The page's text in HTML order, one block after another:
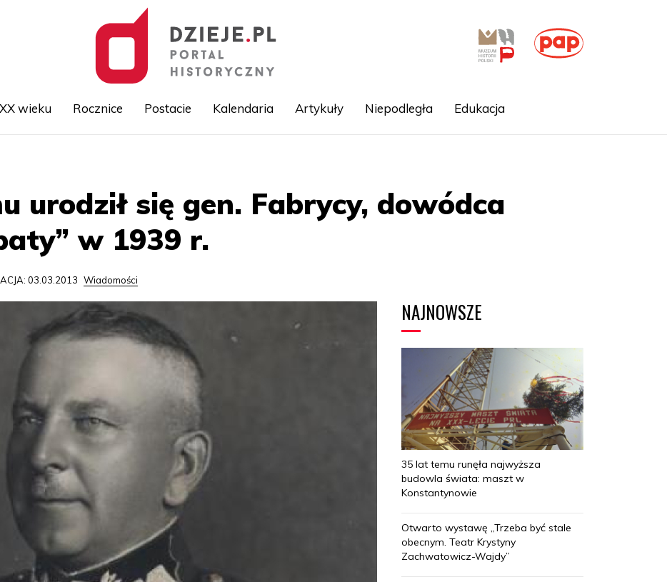
wieku Rocznice Postacie Kalendaria Artykuły Niepodległa Edukacja
urodził się gen. Fabrycy, dowódca
w 1939 r.
03.03.2013 Wiadomości
NAJNOWSZE
35 lat temu runęła najwyższa
budowla świata: maszt w
Konstantynowie
Otwarto wystawę „Trzeba być stale
obecnym. Teatr Krystyny
Zachwatowicz-Wajdy”